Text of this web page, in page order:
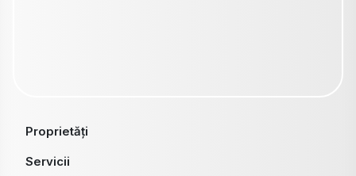
Proprietăți
Servicii